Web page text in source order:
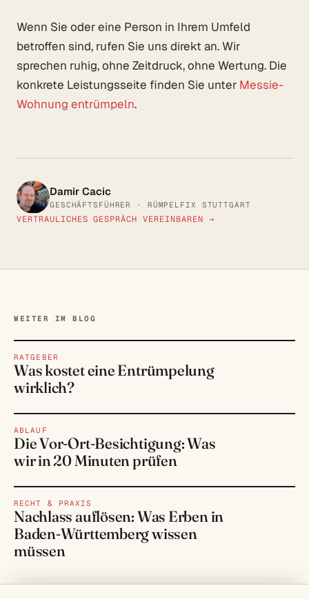
Wenn Sie oder eine Person in Ihrem Umfeld
betroffen sind, rufen Sie uns direkt an. Wir
sprechen ruhig, ohne Zeitdruck, ohne Wertung. Die
konkrete Leistungsseite finden Sie unter Messie-
Wohnung entrümpeln.
Damir Cacic
GESCHÄFTSFÜHRER · RÜMPELFIX STUTTGART
VERTRAULICHES GESPRÄCH VEREINBAREN →
WEITER IM BLOG
RATGEBER
Was kostet eine Entrümpelung
wirklich?
ABLAUF
Die Vor-Ort-Besichtigung: Was
wir in 20 Minuten prüfen
RECHT & PRAXIS
Nachlass auflösen: Was Erben in
Baden-Württemberg wissen
müssen